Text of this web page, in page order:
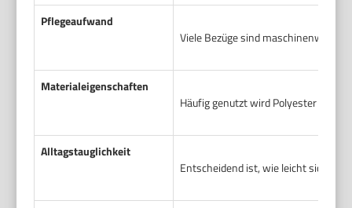
Pflegeaufwand
Viele Bezüge sind
Materialeigenschaften
Häufig genutzt wird Polyester mit
Alltagstauglichkeit
Entscheidend ist, wie leicht sich der